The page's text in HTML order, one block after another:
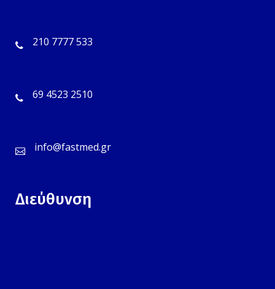
210 7777 533
69 4523 2510
info@fastmed.gr
Διεύθυνση